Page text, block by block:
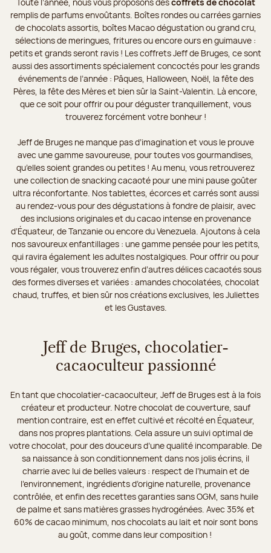
remplis de parfums envoûtants. Boîtes rondes ou carrées garnies
de chocolats assortis, boîtes Macao dégustation ou grand cru,
sélections de meringues, fritures ou encore ours en guimauve :
petits et grands seront ravis ! Les coffrets Jeff de Bruges, ce sont
aussi des assortiments spécialement concoctés pour les grands
événements de l’année : Pâques, Halloween, Noël, la fête des
Pères, la fête des Mères et bien sûr la Saint-Valentin. Là encore,
que ce soit pour offrir ou pour déguster tranquillement, vous
trouverez forcément votre bonheur !
Jeff de Bruges ne manque pas d’imagination et vous le prouve
avec une gamme savoureuse, pour toutes vos gourmandises,
qu’elles soient grandes ou petites ! Au menu, vous retrouverez
une collection de snacking cacaoté pour une mini pause goûter
ultra réconfortante. Nos tablettes, écorces et carrés sont aussi
au rendez-vous pour des dégustations à fondre de plaisir, avec
des inclusions originales et du cacao intense en provenance
d’Équateur, de Tanzanie ou encore du Venezuela. Ajoutons à cela
nos savoureux enfantillages : une gamme pensée pour les petits,
qui ravira également les adultes nostalgiques. Pour offrir ou pour
vous régaler, vous trouverez enfin d’autres délices cacaotés sous
des formes diverses et variées : amandes chocolatées, chocolat
chaud, truffes, et bien sûr nos créations exclusives, les Juliettes
et les Gustaves.
Jeff de Bruges, chocolatier-
cacaoculteur passionné
En tant que chocolatier-cacaoculteur, Jeff de Bruges est à la fois
créateur et producteur. Notre chocolat de couverture, sauf
mention contraire, est en effet cultivé et récolté en Équateur,
dans nos propres plantations. Cela assure un suivi optimal de
votre chocolat, pour des douceurs d’une qualité incomparable. De
sa naissance à son conditionnement dans nos jolis écrins, il
charrie avec lui de belles valeurs : respect de l’humain et de
l’environnement, ingrédients d’origine naturelle, provenance
contrôlée, et enfin des recettes garanties sans OGM, sans huile
de palme et sans matières grasses hydrogénées. Avec 35% et
60% de cacao minimum, nos chocolats au lait et noir sont bons
au goût, comme dans leur composition !